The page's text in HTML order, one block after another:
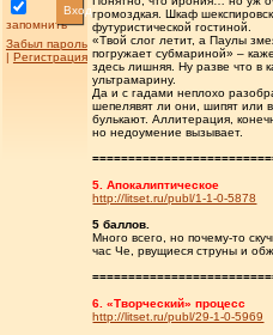
запомнить
Вход
Забыл пароль
| Регистрация
громоздкая. Шкаф
футуристической гостиной.
«Твой слог летит, а Паулы
погружает субмариной» –
здесь лишняя. Ну разве что в
ультрамарину.
Да и с гадами неплохо
шепелявят ли они, шипят или
булькают. Аллитерация,
но недоумение вызывает.
5. Апокалиптическое
http://litset.ru/publ/1-1-0-5878
5 баллов.
Много всего, но почему-то
час Че, рвущиеся струны и
6. «Творческий» процесс
http://litset.ru/publ/29-1-0-5969